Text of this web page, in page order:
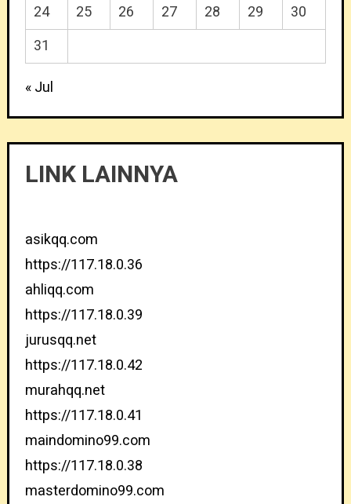
24
25 26 27 28 29
30
31
« Jul
LINK LAINNYA
asikqq.com
https://117.18.0.36
ahliqq.com
https://117.18.0.39
jurusqq.net
https://117.18.0.42
murahqq.net
https://117.18.0.41
maindomino99.com
https://117.18.0.38
masterdomino99.com